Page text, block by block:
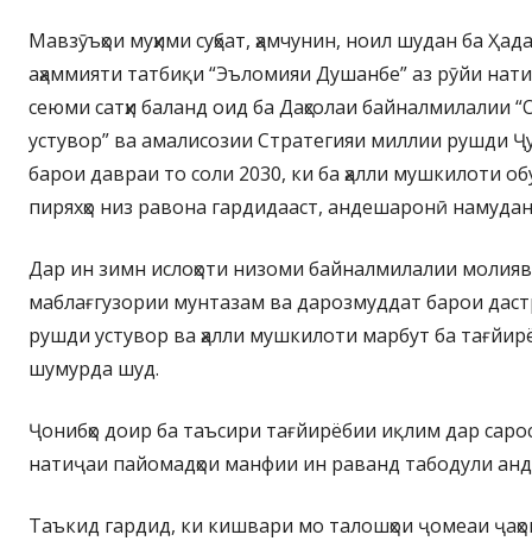
Мавзӯъҳои муҳими суҳбат, ҳамчунин, ноил шудан ба
аҳаммияти татбиқи “Эъломияи Душанбе” аз рӯйи
сеюми сатҳи баланд оид ба Даҳсолаи байналмилалии
устувор” ва амалисозии Стратегияи миллии рушди
барои давраи то соли 2030, ки ба ҳалли мушкилоти
пиряхҳо низ равона гардидааст, андешаронӣ
Дар ин зимн ислоҳоти низоми байналмилалии
маблағгузории мунтазам ва дарозмуддат барои
рушди устувор ва ҳалли мушкилоти марбут ба
шумурда шуд.
Ҷонибҳо доир ба таъсири тағйирёбии иқлим дар
натиҷаи пайомадҳои манфии ин раванд табодули
Таъкид гардид, ки кишвари мо талошҳои ҷомеаи